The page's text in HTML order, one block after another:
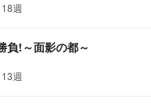
週
負!～面影の都～
週